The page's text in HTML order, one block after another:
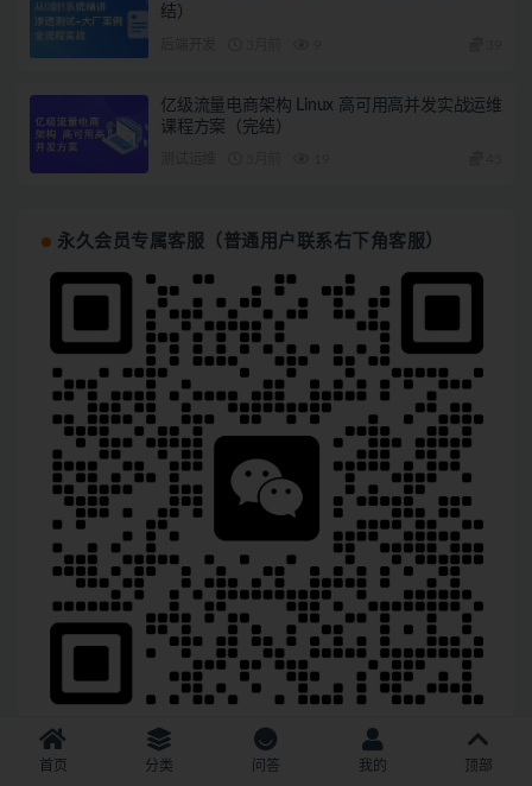
结）
亿级流量电商架构 Linux 高可用高并发实战运维
课程方案（完结）
永久会员专属客服（普通用户联系右下角客服）
首页 分类 问答 我的 顶部